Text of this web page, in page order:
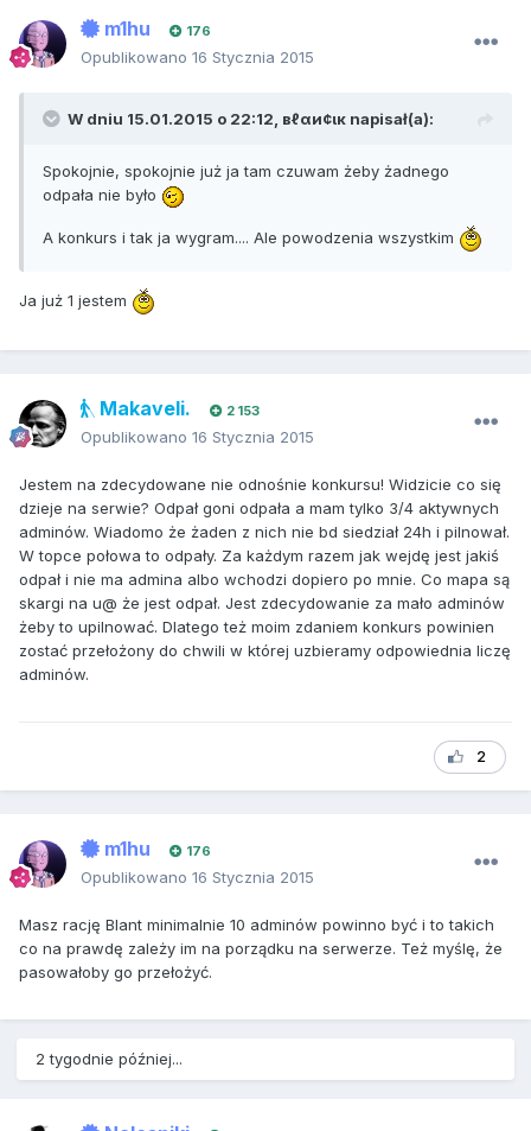
m1hu 176
Opublikowano 16 Stycznia 2015
W dniu 15.01.2015 o 22:12, вℓαи¢ιк napisał(a):
Spokojnie, spokojnie już ja tam czuwam żeby żadnego
odpała nie było
A konkurs i tak ja wygram.... Ale powodzenia wszystkim
Ja już 1 jestem
Makaveli. 2 153
Opublikowano 16 Stycznia 2015
Jestem na zdecydowane nie odnośnie konkursu! Widzicie co się
dzieje na serwie? Odpał goni odpała a mam tylko 3/4 aktywnych
adminów. Wiadomo że żaden z nich nie bd siedział 24h i pilnował.
W topce połowa to odpały. Za każdym razem jak wejdę jest jakiś
odpał i nie ma admina albo wchodzi dopiero po mnie. Co mapa są
skargi na u@ że jest odpał. Jest zdecydowanie za mało adminów
żeby to upilnować. Dlatego też moim zdaniem konkurs powinien
zostać przełożony do chwili w której uzbieramy odpowiednia liczę
adminów.
2
m1hu 176
Opublikowano 16 Stycznia 2015
Masz rację Blant minimalnie 10 adminów powinno być i to takich
co na prawdę zależy im na porządku na serwerze. Też myślę, że
pasowałoby go przełożyć.
2 tygodnie później...